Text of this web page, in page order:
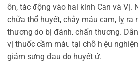
ôn, tác động vào hai kinh Can và Vị.
chữa thổ huyết, chảy máu cam, lỵ ra
thương do bị đánh, chấn thương.
vị thuốc cầm máu tại chỗ hiệu
giảm sưng đau do huyết ứ.